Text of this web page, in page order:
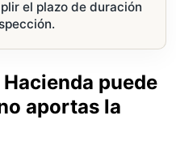
el plazo de duración
puede
aportas la